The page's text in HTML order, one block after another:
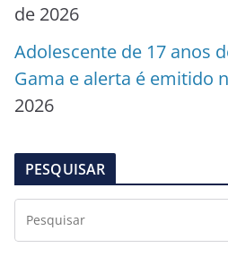
de 2026
Adolescente de 17 anos
Gama e alerta é emitido
2026
PESQUISAR